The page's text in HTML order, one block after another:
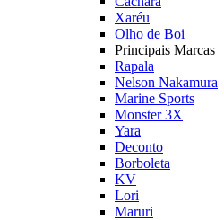
Xaréu
Olho de Boi
Principais Marcas
Rapala
Nelson Nakamura
Marine Sports
Monster 3X
Yara
Deconto
Borboleta
KV
Lori
Maruri